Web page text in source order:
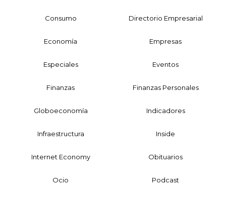
Consumo Directorio Empresarial
Economía Empresas
Especiales Eventos
Finanzas Finanzas Personales
Globoeconomía Indicadores
Infraestructura Inside
Internet Economy Obituarios
Ocio Podcast